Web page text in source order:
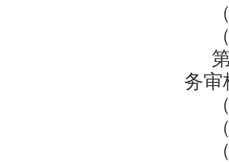
务审